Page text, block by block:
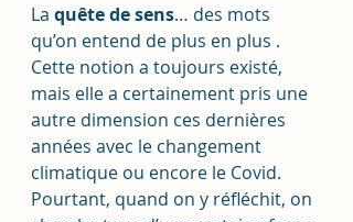
La quête de sens… des mots
qu’on entend de plus en plus .
Cette notion a toujours existé,
mais elle a certainement pris une
autre dimension ces dernières
années avec le changement
climatique ou encore le Covid.
Pourtant, quand on y réfléchit, on